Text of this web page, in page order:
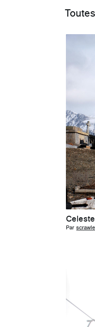
Celeste
Par